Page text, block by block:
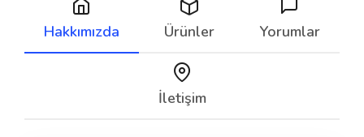
Hakkımızda Ürünler Yorumlar
İletişim